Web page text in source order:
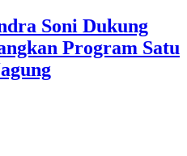
Soni Dukung
Program Satu